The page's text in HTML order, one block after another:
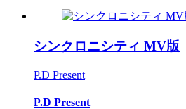
シンクロニシティ MV版
P.D Present
P.D Present